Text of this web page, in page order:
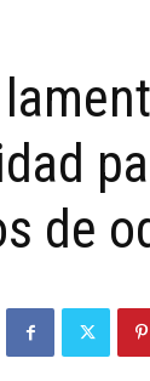
Cantabria
de